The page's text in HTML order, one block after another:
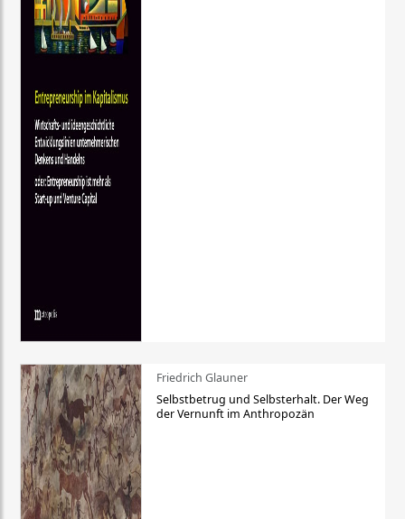
Friedrich Glauner
Selbstbetrug und Selbsterhalt. Der Weg
der Vernunft im Anthropozän